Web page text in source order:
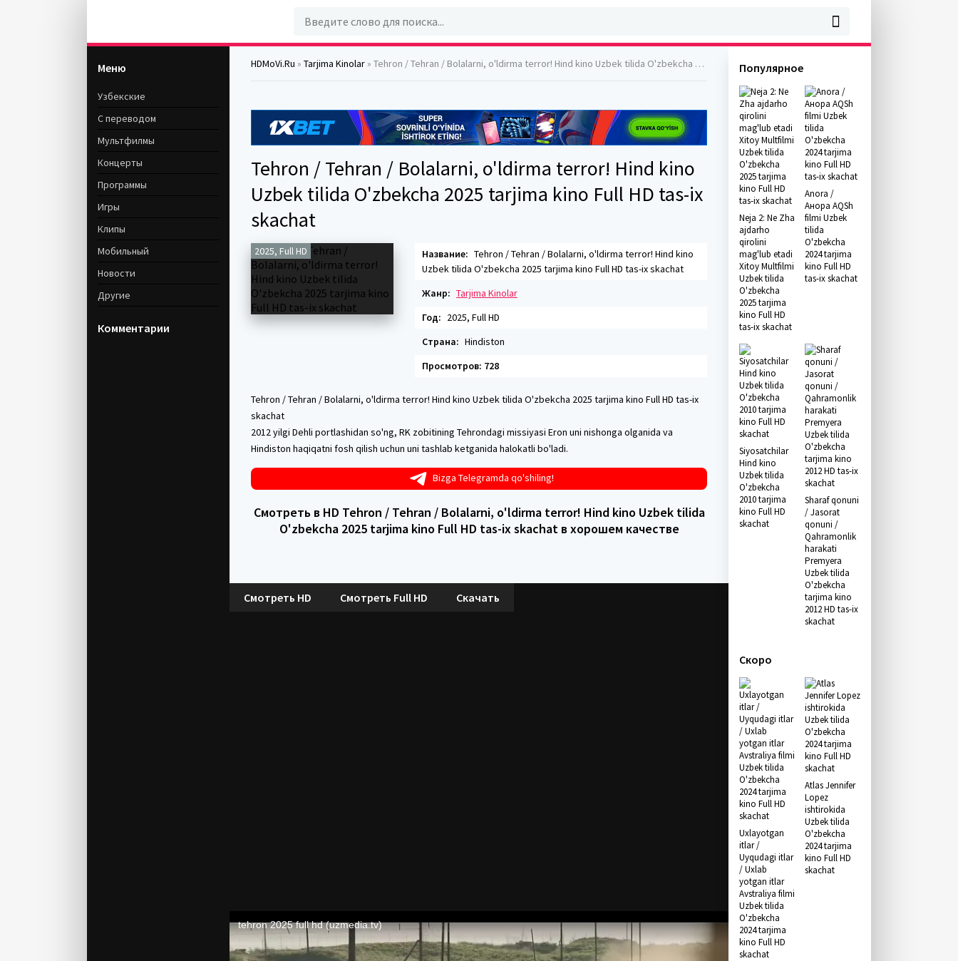
HDMoVi.Ru » Tarjima Kinolar » Tehron / Tehran / Bolalarni, o'ldirma terror! Hind kino Uzbek tilida O'zbekcha 2025 tarjima kino Full HD tas-ix skachat
Tehron / Tehran / Bolalarni, o'ldirma terror! Hind kino
Uzbek tilida O'zbekcha 2025 tarjima kino Full HD tas-ix
skachat
2025, Full HD Название: Tehron / Tehran / Bolalarni, o'ldirma terror! Hind kino
Uzbek tilida O'zbekcha 2025 tarjima kino Full HD tas-ix skachat
Жанр: Tarjima Kinolar
Год: 2025, Full HD
Страна: Hindiston
Просмотров: 728
Tehron / Tehran / Bolalarni, o'ldirma terror! Hind kino Uzbek tilida O'zbekcha 2025 tarjima kino Full HD tas-ix
skachat
2012 yilgi Dehli portlashidan so'ng, RK zobitining Tehrondagi missiyasi Eron uni nishonga olganida va
Hindiston haqiqatni fosh qilish uchun uni tashlab ketganida halokatli bo'ladi.
Bizga Telegramda qo'shiling!
Смотреть в HD Tehron / Tehran / Bolalarni, o'ldirma terror! Hind kino Uzbek tilida
O'zbekcha 2025 tarjima kino Full HD tas-ix skachat в хорошем качестве
Смотреть HD Смотреть Full HD Скачать
Меню
Узбекские
С переводом
Мультфилмы
Концерты
Программы
Игры
Клипы
Мобильный
Новости
Другие
Комментарии
Популярное
Neja 2: Ne Zha
ajdarho
qirolini
mag'lub etadi
Xitoy Multfilmi
Uzbek tilida
O'zbekcha
2025 tarjima
kino Full HD
tas-ix skachat
Anora /
Анора AQSh
filmi Uzbek
tilida
O'zbekcha
2024 tarjima
kino Full HD
tas-ix skachat
Siyosatchilar
Hind kino
Uzbek tilida
O'zbekcha
2010 tarjima
kino Full HD
skachat
Sharaf qonuni
/ Jasorat
qonuni /
Qahramonlik
harakati
Premyera
Uzbek tilida
O'zbekcha
tarjima kino
2012 HD tas-ix
skachat
Скоро
Uxlayotgan
itlar /
Uyqudagi itlar
/ Uxlab
yotgan itlar
Avstraliya filmi
Uzbek tilida
O'zbekcha
2024 tarjima
kino Full HD
skachat
Atlas Jennifer
Lopez
ishtirokida
Uzbek tilida
O'zbekcha
2024 tarjima
kino Full HD
skachat